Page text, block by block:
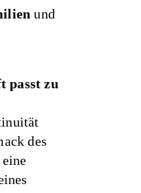
und
passt zu
des